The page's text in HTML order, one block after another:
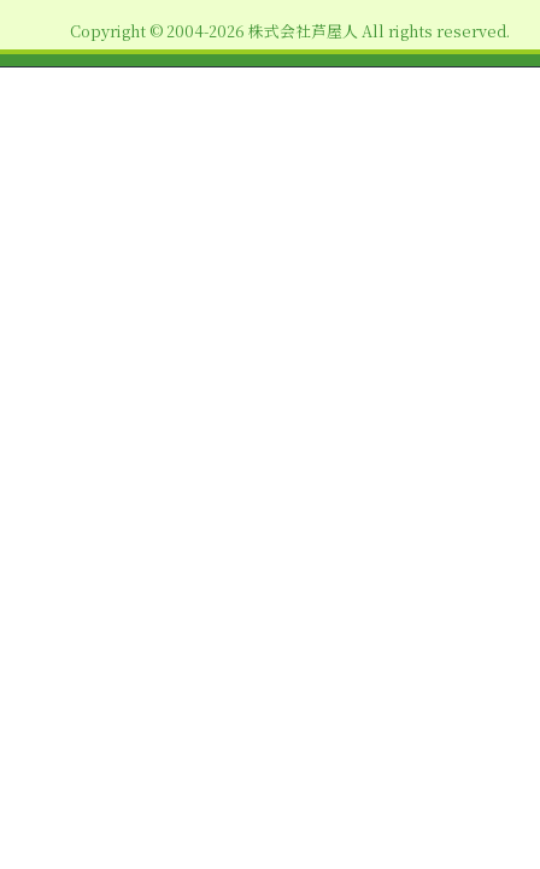
ン
Copyright © 2004-2026 株式会社芦屋人 All rights reserved.